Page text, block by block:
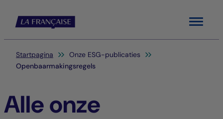
Menu
Je bent hier:
Startpagina
Onze ESG-publicaties
Openbaarmakingsregels
Alle onze